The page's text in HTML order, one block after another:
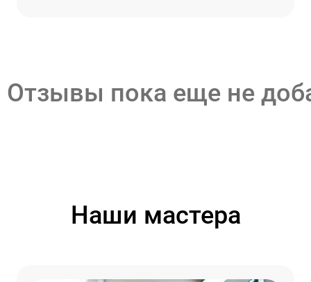
Отзывы пока еще не
Наши мастера